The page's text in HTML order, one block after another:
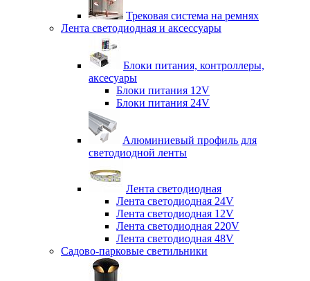
Трековая система на ремнях
Лента светодиодная и аксессуары
Блоки питания, контроллеры,
аксесуары
Блоки питания 12V
Блоки питания 24V
Алюминиевый профиль для
светодиодной ленты
Лента светодиодная
Лента светодиодная 24V
Лента светодиодная 12V
Лента светодиодная 220V
Лента светодиодная 48V
Садово-парковые светильники